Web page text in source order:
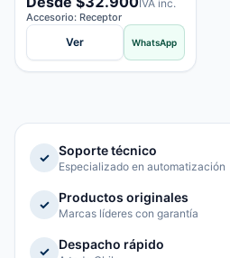
IVA inc.
Accesorio: Receptor
Ver WhatsApp
✓ Soporte técnico
Especializado en automatización
✓ Productos originales
Marcas líderes con garantía
✓ Despacho rápido